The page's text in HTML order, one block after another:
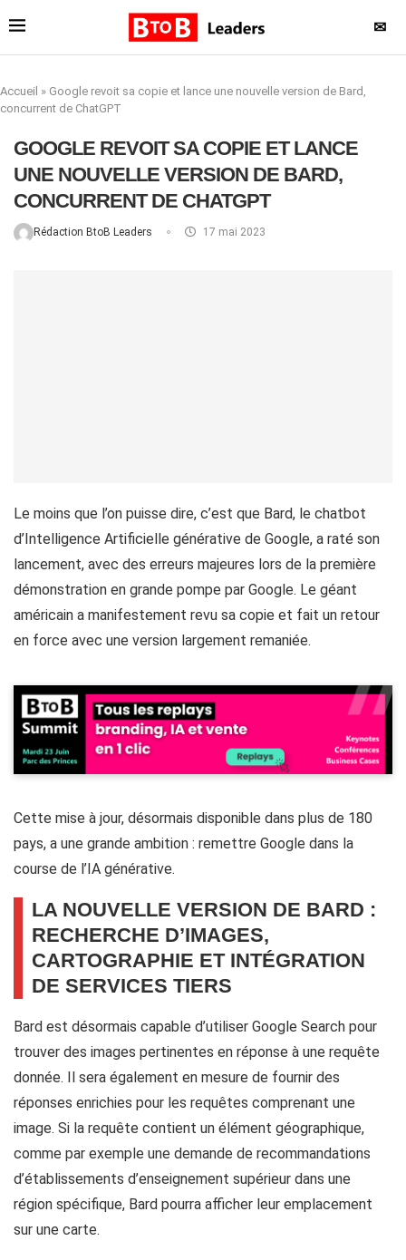
✉
Accueil » Google revoit sa copie et lance une nouvelle version de Bard,
concurrent de ChatGPT
GOOGLE REVOIT SA COPIE ET LANCE
UNE NOUVELLE VERSION DE BARD,
CONCURRENT DE CHATGPT
Rédaction BtoB Leaders 17 mai 2023
Le moins que l’on puisse dire, c’est que Bard, le chatbot
d’Intelligence Artificielle générative de Google, a raté son
lancement, avec des erreurs majeures lors de la première
démonstration en grande pompe par Google. Le géant
américain a manifestement revu sa copie et fait un retour
en force avec une version largement remaniée.
Cette mise à jour, désormais disponible dans plus de 180
pays, a une grande ambition : remettre Google dans la
course de l’IA générative.
LA NOUVELLE VERSION DE BARD :
RECHERCHE D’IMAGES,
CARTOGRAPHIE ET INTÉGRATION
DE SERVICES TIERS
Bard est désormais capable d’utiliser Google Search pour
trouver des images pertinentes en réponse à une requête
donnée. Il sera également en mesure de fournir des
réponses enrichies pour les requêtes comprenant une
image. Si la requête contient un élément géographique,
comme par exemple une demande de recommandations
d’établissements d’enseignement supérieur dans une
région spécifique, Bard pourra afficher leur emplacement
sur une carte.